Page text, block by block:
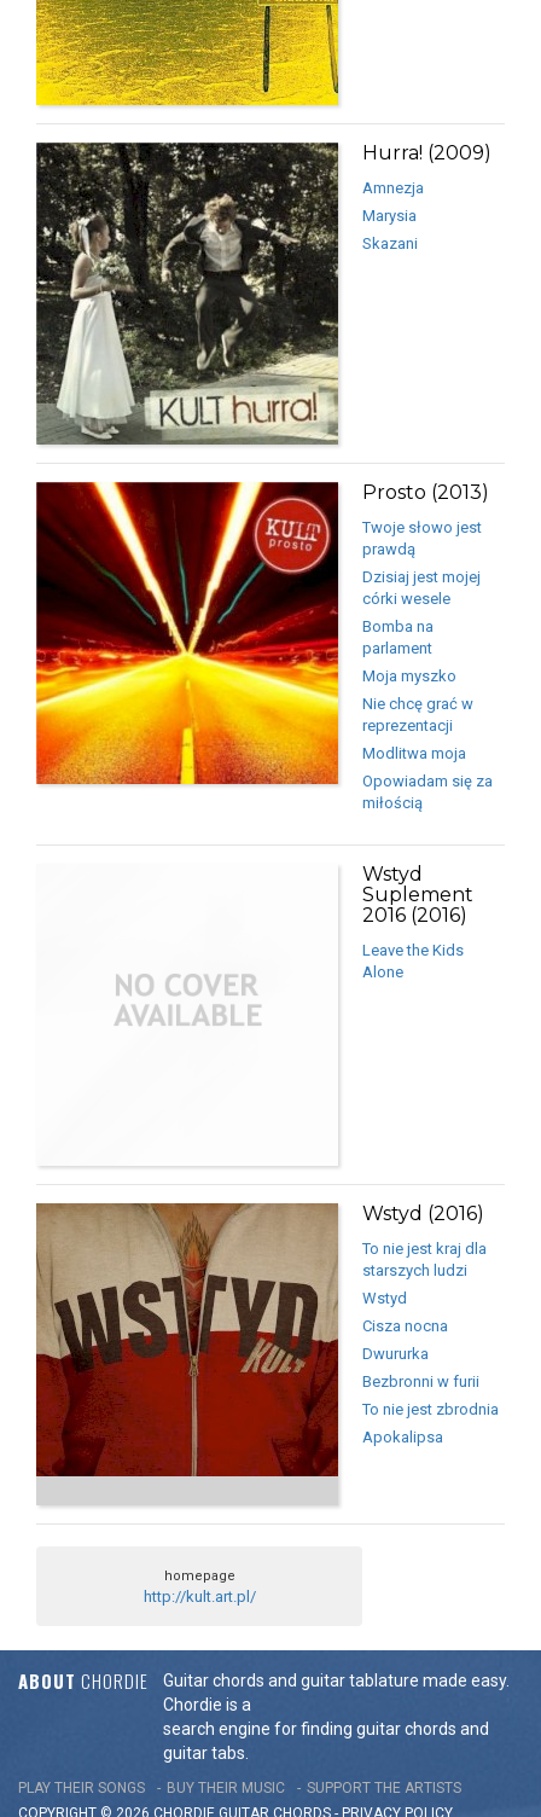
Hurra! (2009)
Amnezja
Marysia
Skazani
Prosto (2013)
Twoje słowo jest
prawdą
Dzisiaj jest mojej
córki wesele
Bomba na
parlament
Moja myszko
Nie chcę grać w
reprezentacji
Modlitwa moja
Opowiadam się za
miłością
Wstyd
Suplement
2016 (2016)
Leave the Kids
Alone
Wstyd (2016)
To nie jest kraj dla
starszych ludzi
Wstyd
Cisza nocna
Dwururka
Bezbronni w furii
To nie jest zbrodnia
Apokalipsa
homepage
http://kult.art.pl/
ABOUT CHORDIE
Guitar chords and guitar tablature made easy.
Chordie is a
search engine for finding guitar chords and
guitar tabs.
PLAY THEIR SONGS BUY THEIR MUSIC
SUPPORT THE ARTISTS
COPYRIGHT © 2026 CHORDIE GUITAR CHORDS - PRIVACY POLICY